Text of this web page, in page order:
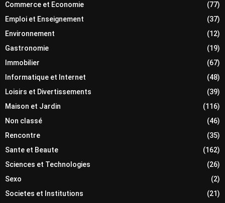
Commerce et Economie
(77)
Emploi et Enseignement
(37)
Environnement
(12)
Gastronomie
(19)
Immobilier
(67)
Informatique et Internet
(48)
Loisirs et Divertissements
(39)
Maison et Jardin
(116)
Non classé
(46)
Rencontre
(35)
Sante et Beaute
(162)
Sciences et Technologies
(26)
Sexo
(2)
Societes et Institutions
(21)